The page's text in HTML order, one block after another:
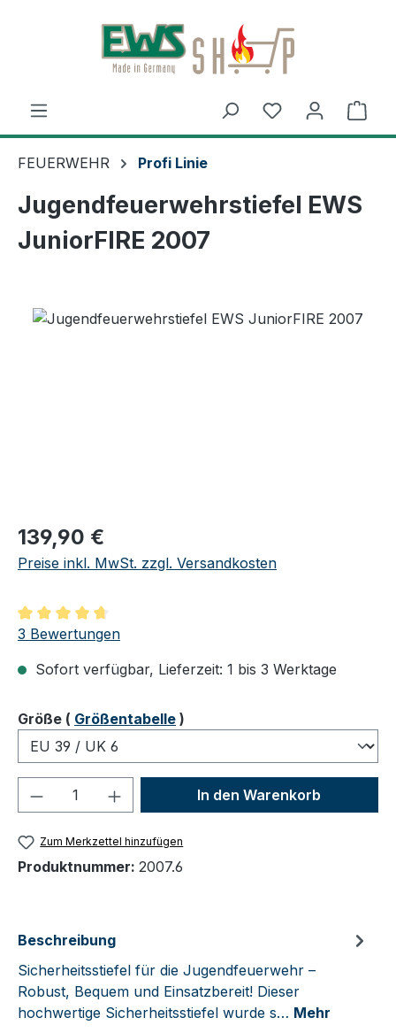
Zum Hauptinhalt springen
FEUERWEHR Profi Linie
Jugendfeuerwehrstiefel EWS
JuniorFIRE 2007
Regulärer Preis:
139,90 €
Preise inkl. MwSt. zzgl. Versandkosten
Durchschnittliche Bewertung von 4.67 von 5 Sternen
3 Bewertungen
Sofort verfügbar, Lieferzeit: 1 bis 3 Werktage
Größeauswählen
( Größentabelle )
Produkt Anzahl: Gib denIn den Warenkorb
Zum Merkzettel hinzufügen
Produktnummer: 2007.6
Beschreibung
Sicherheitsstiefel für die Jugendfeuerwehr –
Robust, Bequem und Einsatzbereit! Dieser
hochwertige Sicherheitsstiefel wurde s… Mehr